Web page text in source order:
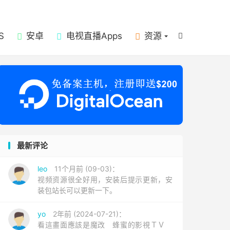

安卓 电视直播Apps 资源
最新评论
leo
11个月前 (09-03)：
视频资源很全好用，安装后提示更新，安
装包站长可以更新一下。
yo
2年前 (2024-07-21)：
看這畫面應該是魔改 蜂蜜的影視ＴＶ